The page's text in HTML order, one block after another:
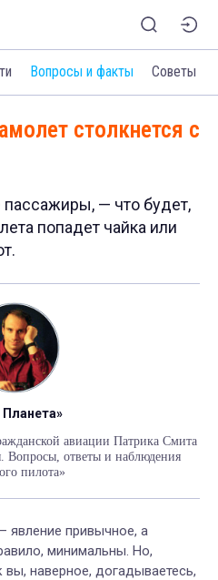
Вопросы и факты Советы
столкнется с
пассажиры, — что будет,
попадет чайка или
авиации Патрика Смита
Вопросы, ответы и наблюдения
пилота»
явление привычное, а
минимальны. Но,
наверное, догадываетесь,